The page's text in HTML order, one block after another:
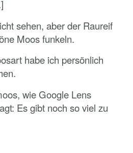
sehen, aber der Raureif
Moos funkeln.
habe ich persönlich
wie Google Lens
Es gibt noch so viel zu